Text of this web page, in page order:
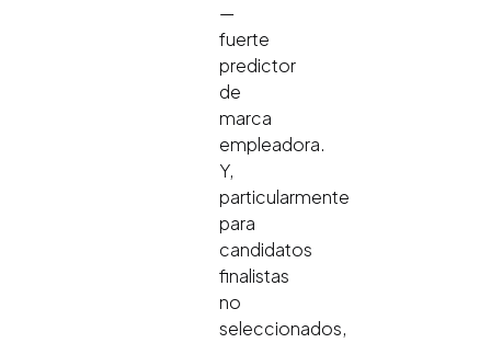
—
fuerte
predictor
de
marca
empleadora.
Y,
particularmente
para
candidatos
finalistas
no
seleccionados,